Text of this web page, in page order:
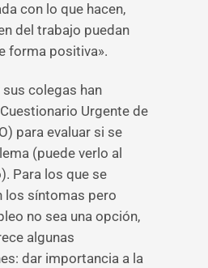
con lo que hacen,
del trabajo puedan
forma positiva».
sus colegas han
Urgente de
para evaluar si se
(puede verlo al
Para los que se
los síntomas pero
no sea una opción,
algunas
dar importancia a la